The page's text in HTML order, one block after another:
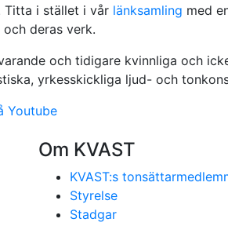
Titta i stället i vår länksamling med
deras verk.
och tidigare kvinnliga och
yrkesskickliga ljud- och
Youtube
Om KVAST
KVAST:s
Styrelse
Stadgar